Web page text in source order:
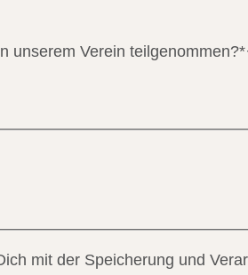
unserem Verein teilgenommen?*
mit der Speicherung und